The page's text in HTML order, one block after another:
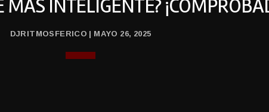
INTELIGENTE?
DJRITMOSFERICO | MAYO 26, 2025